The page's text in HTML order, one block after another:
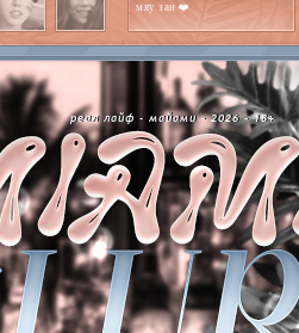
реал лайф - майами - 2026 - 18+
мяу заи ❤️